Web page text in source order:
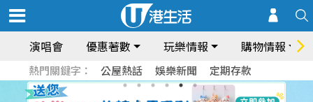
演唱會 優惠著數 玩樂情報 購物情報
熱門關鍵字： 公屋熱話 娛樂新聞 定期存款